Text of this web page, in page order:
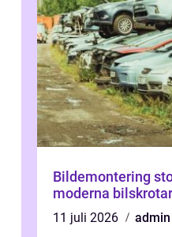
Bildemontering stockholm
moderna bilskrotar
11 juli 2026
admin